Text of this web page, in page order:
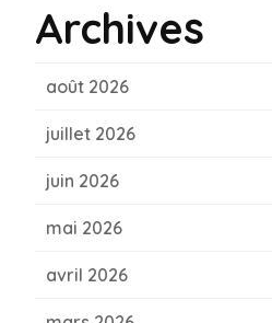
Archives
août 2026
juillet 2026
juin 2026
mai 2026
avril 2026